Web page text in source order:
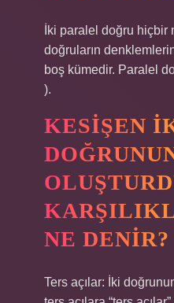
İki paralel doğru
doğruların
boş kümedir. Paralel
).
KESIŞEN
NE DENIR?
Ters açılar: İki